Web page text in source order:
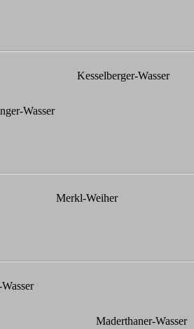
Kesselberger-Wasser
Wasser
Merkl-Weiher
Maderthaner-Wasser